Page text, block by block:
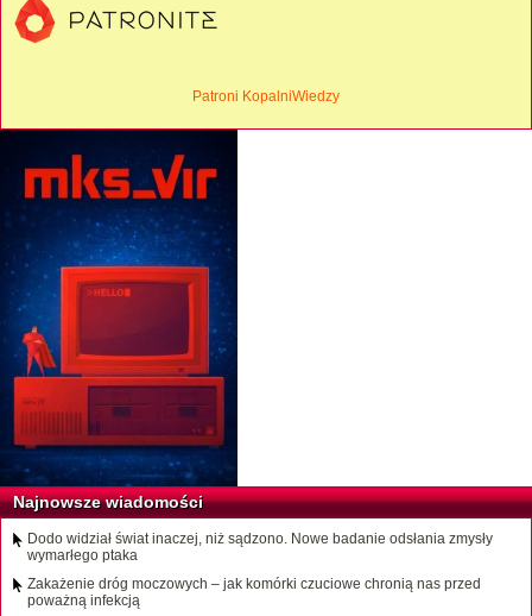
Patroni KopalniWiedzy
Najnowsze wiadomości
Dodo widział świat inaczej, niż sądzono. Nowe badanie odsłania zmysły
wymarłego ptaka
Zakażenie dróg moczowych – jak komórki czuciowe chronią nas przed
poważną infekcją